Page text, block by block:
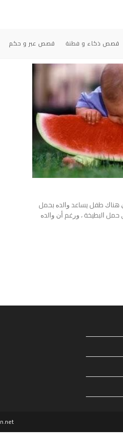
قصص ذكاء و فطنة قصص عبر و حكم
ﻫﻨﺎﻙ ﻃﻔﻞ ﻳﺴﺎﻋﺪ ﻭﺍﻟﺪﻩ ﺑﺤﻤﻞ
ﺣﻤﻞ ﺍﻟﺒﻄﻴﺨﺔ ، ﻭﺭﻏﻢ ﺃﻥ ﻭﺍﻟﺪﻩ